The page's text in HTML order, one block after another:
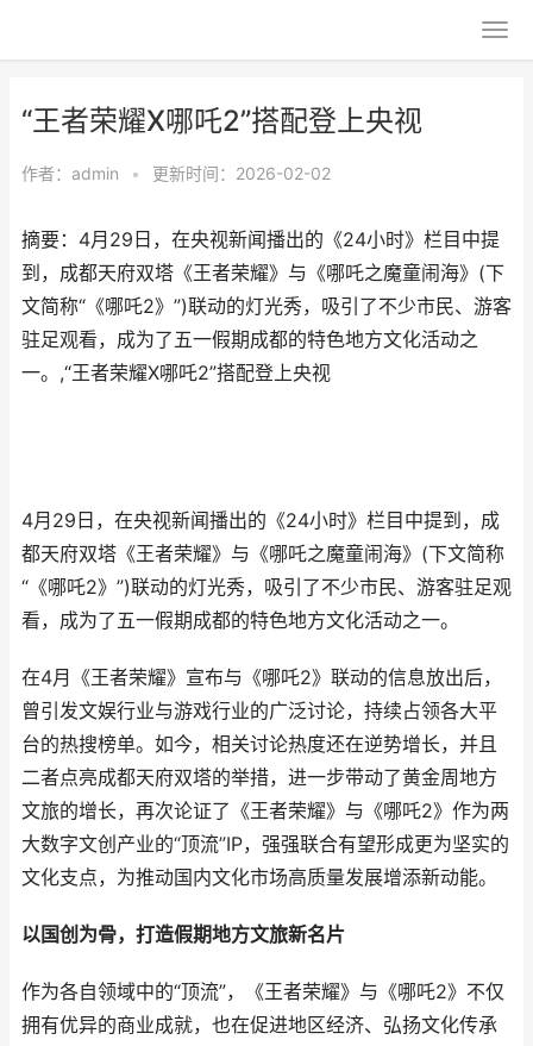
“王者荣耀X哪吒2”搭配登上央视
作者： admin • 更新时间：2026-02-02
摘要：4月29日，在央视新闻播出的《24小时》栏目中提
到，成都天府双塔《王者荣耀》与《哪吒之魔童闹海》(下
文简称“《哪吒2》”)联动的灯光秀，吸引了不少市民、游客
驻足观看，成为了五一假期成都的特色地方文化活动之
一。,“王者荣耀X哪吒2”搭配登上央视
4月29日，在央视新闻播出的《24小时》栏目中提到，成
都天府双塔《王者荣耀》与《哪吒之魔童闹海》(下文简称
“《哪吒2》”)联动的灯光秀，吸引了不少市民、游客驻足观
看，成为了五一假期成都的特色地方文化活动之一。
在4月《王者荣耀》宣布与《哪吒2》联动的信息放出后，
曾引发文娱行业与游戏行业的广泛讨论，持续占领各大平
台的热搜榜单。如今，相关讨论热度还在逆势增长，并且
二者点亮成都天府双塔的举措，进一步带动了黄金周地方
文旅的增长，再次论证了《王者荣耀》与《哪吒2》作为两
大数字文创产业的“顶流”IP，强强联合有望形成更为坚实的
文化支点，为推动国内文化市场高质量发展增添新动能。
以国创为骨，打造假期地方文旅新名片
作为各自领域中的“顶流”，《王者荣耀》与《哪吒2》不仅
拥有优异的商业成就，也在促进地区经济、弘扬文化传承